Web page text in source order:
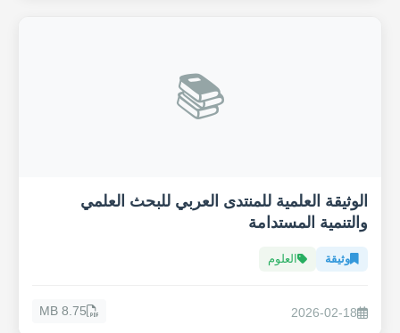
📚
الوثيقة العلمية للمنتدى العربي للبحث العلمي
والتنمية المستدامة
وثيقة العلوم
2026-02-18
8.75 MB